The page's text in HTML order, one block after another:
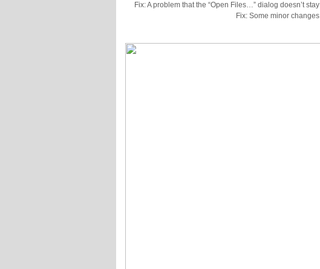
Fix: A problem that the “Open Files…” dialog doesn’t
Fix: Some minor